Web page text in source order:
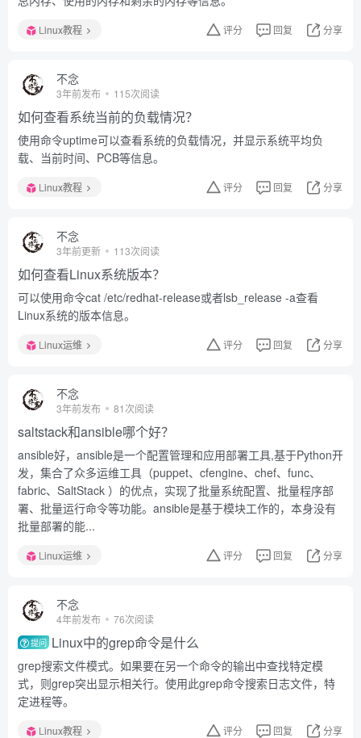
Linux教程 评分 回复 分享
不念
3年前发布 115次阅读
如何查看系统当前的负载情况？
使用命令uptime可以查看系统的负载情况，并显示系统平均负
载、当前时间、PCB等信息。
Linux教程 评分 回复 分享
不念
3年前更新 113次阅读
如何查看Linux系统版本？
可以使用命令cat /etc/redhat-release或者lsb_release -a查看
Linux系统的版本信息。
Linux运维 评分 回复 分享
不念
3年前发布 81次阅读
saltstack和ansible哪个好？
ansible好，ansible是一个配置管理和应用部署工具,基于Python开
发，集合了众多运维工具（puppet、cfengine、chef、func、
fabric、SaltStack ）的优点，实现了批量系统配置、批量程序部
署、批量运行命令等功能。ansible是基于模块工作的，本身没有
批量部署的能...
Linux运维 评分 回复 分享
不念
4年前发布 76次阅读
提问 Linux中的grep命令是什么
grep搜索文件模式。如果要在另一个命令的输出中查找特定模
式，则grep突出显示相关行。使用此grep命令搜索日志文件，特
定进程等。
Linux教程 评分 回复 分享